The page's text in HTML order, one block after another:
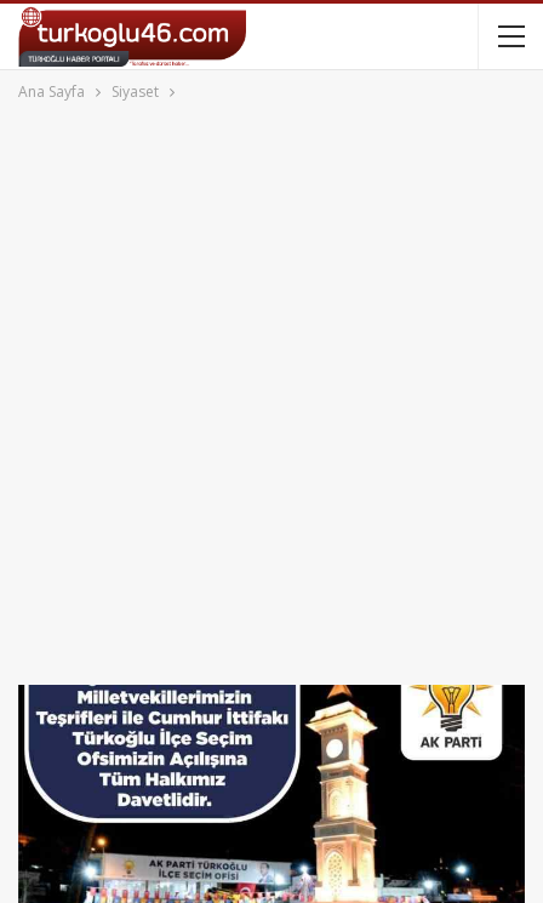
Ana Sayfa Siyaset